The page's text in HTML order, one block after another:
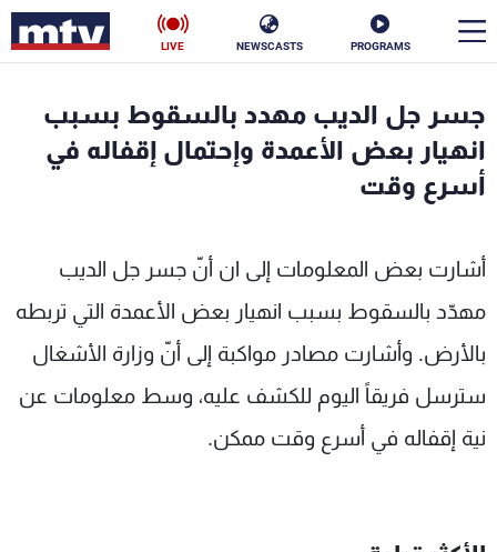
PROGRAMS
NEWSCASTS
LIVE
جسر جل الديب مهدد بالسقوط بسبب
انهيار بعض الأعمدة وإحتمال إقفاله في
أسرع وقت
أشارت بعض المعلومات إلى ان أنّ جسر جل الديب
مهدّد بالسقوط بسبب انهيار بعض الأعمدة التي تربطه
بالأرض. وأشارت مصادر مواكبة إلى أنّ وزارة الأشغال
سترسل فريقاً اليوم للكشف عليه، وسط معلومات عن
نية إقفاله في أسرع وقت ممكن.
الأخبار
سياسة
إقتصاد فن
منوعات رياضة
كأس العالم